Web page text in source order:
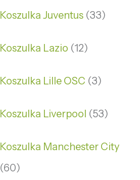
Koszulka Juventus 33
Koszulka Lazio 12
Koszulka Lille OSC 3
Koszulka Liverpool 53
Koszulka Manchester City
60